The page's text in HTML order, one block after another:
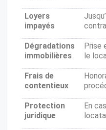
Loyers
impayés
Dégradations
immobilières
Prise
le
Frais de
contentieux
Protection
juridique
En